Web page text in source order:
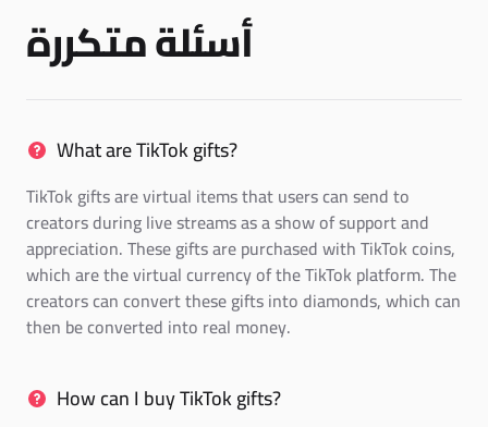
أسئلة متكررة
What are TikTok gifts?
TikTok gifts are virtual items that users can send to
creators during live streams as a show of support and
appreciation. These gifts are purchased with TikTok coins,
which are the virtual currency of the TikTok platform. The
creators can convert these gifts into diamonds, which can
then be converted into real money.
How can I buy TikTok gifts?